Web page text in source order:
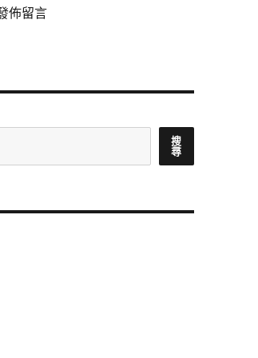
佈留言
搜
尋